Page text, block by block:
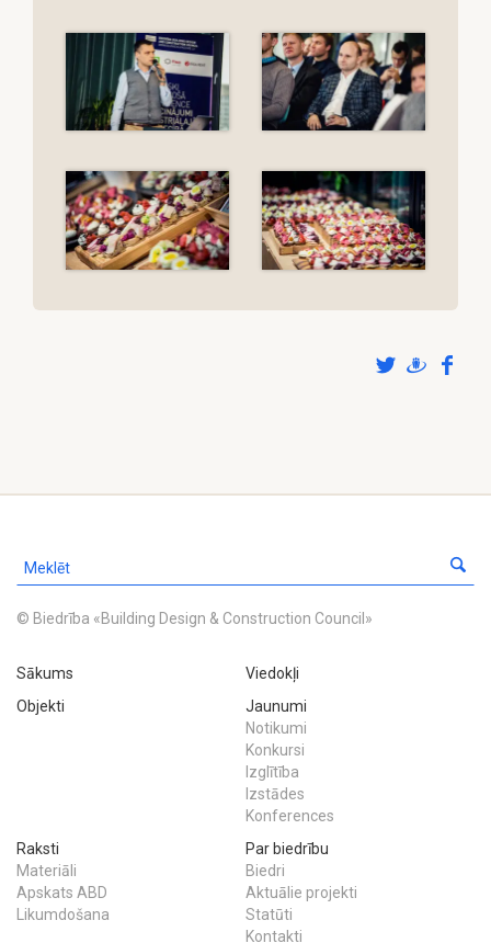
© Biedrība «Building Design & Construction Council»
Sākums
Viedokļi
Objekti
Jaunumi
Notikumi
Konkursi
Izglītība
Izstādes
Konferences
Raksti
Materiāli
Apskats ABD
Likumdošana
Par biedrību
Biedri
Aktuālie projekti
Statūti
Kontakti